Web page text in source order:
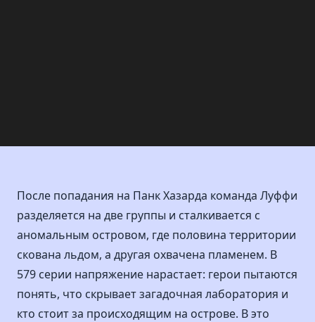
После попадания на Панк Хазарда команда Луффи
разделяется на две группы и сталкивается с
аномальным островом, где половина территории
скована льдом, а другая охвачена пламенем. В
579 серии напряжение нарастает: герои пытаются
понять, что скрывает загадочная лаборатория и
кто стоит за происходящим на острове. В это